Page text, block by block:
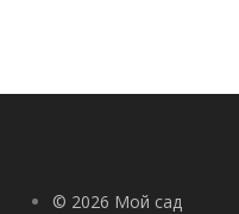
© 2026 Мой сад